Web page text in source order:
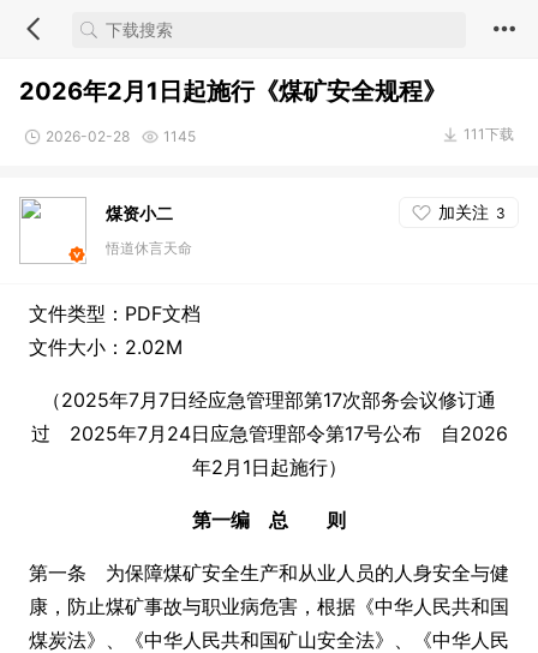
2026年2月1日起施行《煤矿安全规程》
2026-02-28 1145 111下载
煤资小二 加关注 3
悟道休言天命
文件类型：PDF文档
文件大小：2.02M
（2025年7月7日经应急管理部第17次部务会议修订通
过 2025年7月24日应急管理部令第17号公布 自2026
年2月1日起施行）
第一编 总 则
第一条 为保障煤矿安全生产和从业人员的人身安全与健
康，防止煤矿事故与职业病危害，根据《中华人民共和国
煤炭法》、《中华人民共和国矿山安全法》、《中华人民